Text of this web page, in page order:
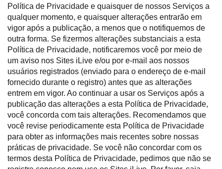
Política de Privacidade e quaisquer de nossos Serviços a
qualquer momento, e quaisquer alterações entrarão em
vigor após a publicação, a menos que o notifiquemos de
outra forma. Se fizermos alterações substanciais a esta
Política de Privacidade, notificaremos você por meio de
um aviso nos Sites iLive e/ou por e-mail aos nossos
usuários registrados (enviado para o endereço de e-mail
fornecido durante o registro) antes que as alterações
entrem em vigor. Ao continuar a usar os Serviços após a
publicação das alterações a esta Política de Privacidade,
você concorda com tais alterações. Recomendamos que
você revise periodicamente esta Política de Privacidade
para obter as informações mais recentes sobre nossas
práticas de privacidade. Se você não concordar com os
termos desta Política de Privacidade, pedimos que não se